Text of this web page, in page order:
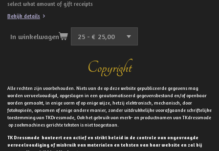
select what amount of gift receipts
Bekijk details
In winkelwagen
Copyright
Alle rechten zijn voorbehouden. Niets van de op deze website gepubliceerde gegevens mag
worden verveelvoudigd, opgeslagen in een geautomatiseerd gegevensbestand en/of openbaar
worden gemaakt, in enige vorm of op enige wijze, hetzij elektronisch, mechanisch, door
fotokopieën, opnamen of enige andere manier, zonder uitdrukkelijke voorafgaande schriftelijke
toestemming van TKDressmode, Ook het gebruik van merk- en productnamen van TKdressmode
op zoekmachines gerichte teksten is niet toegestaan.
TK Dressmode hanteert een actief en strikt beleid in de controle van ongevraagde
verveelvoudiging of misbruik van materialen en teksten van haar website en zal bij